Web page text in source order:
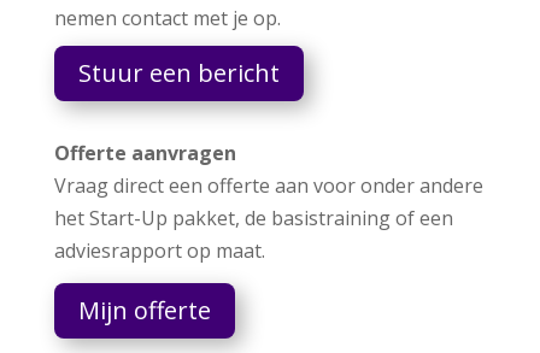
nemen contact met je op.
Stuur een bericht
Offerte aanvragen
Vraag direct een offerte aan voor onder andere
het Start-Up pakket, de basistraining of een
adviesrapport op maat.
Mijn offerte